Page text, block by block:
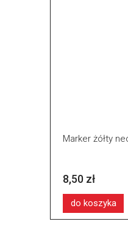
Marker żółty
8,50 zł
do koszyka